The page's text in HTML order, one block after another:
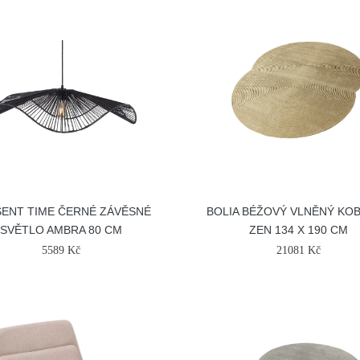
TIME ČERNÉ ZÁVĚSNÉ
SVĚTLO AMBRA 80 CM
5589 Kč
BOLIA BÉŽOVÝ VLNĚNÝ
ZEN 134 X 190 CM
21081 Kč